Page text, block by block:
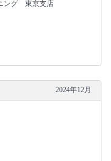
ング 東京支店
2024年12月